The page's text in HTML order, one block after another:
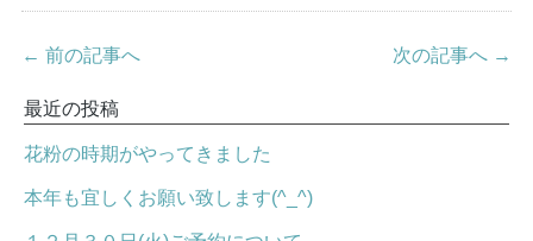
← 前の記事へ 次の記事へ →
最近の投稿
花粉の時期がやってきました
本年も宜しくお願い致します(^_^)